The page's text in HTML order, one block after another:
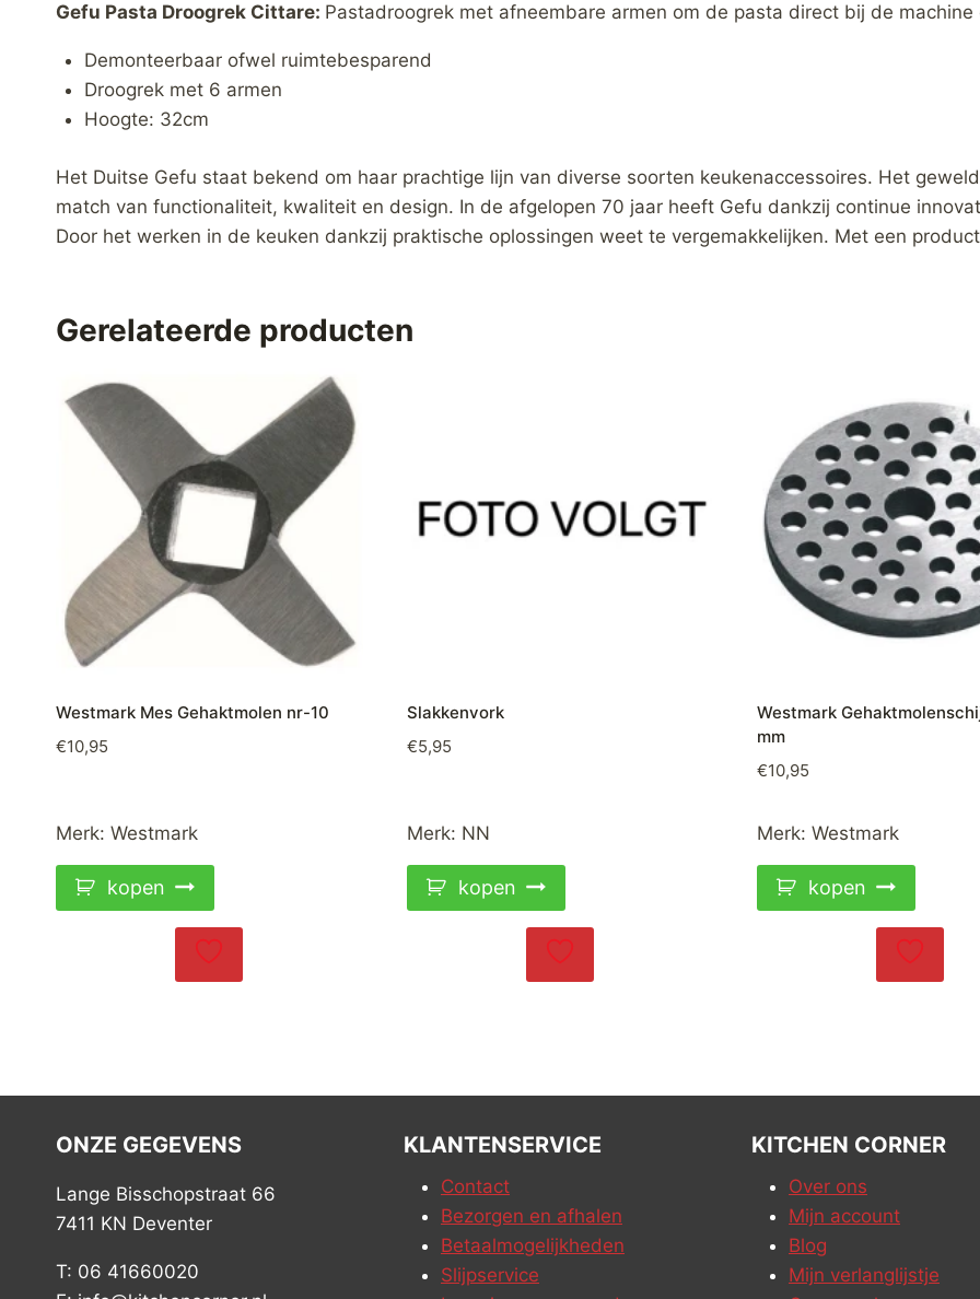
Gefu Pasta Droogrek Cittare: Pastadroogrek met afneembare armen om de pasta direct bij de machine
Demonteerbaar ofwel ruimtebesparend
Droogrek met 6 armen
Hoogte: 32cm
Het Duitse Gefu staat bekend om haar prachtige lijn van diverse soorten keukenaccessoires. Het
match van functionaliteit, kwaliteit en design. In de afgelopen 70 jaar heeft Gefu dankzij continue
Door het werken in de keuken dankzij praktische oplossingen weet te vergemakkelijken. Met een
Gerelateerde producten
Westmark Mes Gehaktmolen nr-10
€10,95
Merk: Westmark
kopen
Slakkenvork
€5,95
Merk: NN
kopen
Westmark
mm
€10,95
Merk: Westmark
kopen
ONZE GEGEVENS
Lange Bisschopstraat 66
7411 KN Deventer
T: 06 41660020
KLANTENSERVICE
Contact
Bezorgen en afhalen
Betaalmogelijkheden
Slijpservice
KITCHEN CORNER
Over ons
Mijn account
Blog
Mijn verlanglijstje